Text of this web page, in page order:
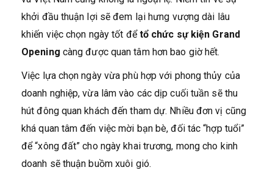
khởi đầu thuận lợi sẽ đem lại hưng vượng dài lâu
khiến việc chọn ngày tốt đểtổ chức sự kiện Grand
Opening càng được quan tâm hơn bao giờ hết.
Việc lựa chọn ngày vừa phù hợp với phong thủy của
doanh nghiệp, vừa lâm vào các dịp cuối tuần sẽ thu
hút đông quan khách đến tham dự. Nhiều đơn vị cũng
khá quan tâm đến việc mời bạn bè, đối tác “hợp tuổi”
để “xông đất” cho ngày khai trương, mong cho kinh
doanh sẽ thuận buồm xuôi gió.